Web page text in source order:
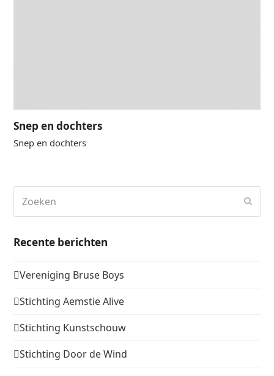
Snep en dochters
Snep en dochters
Recente berichten
Vereniging Bruse Boys
Stichting Aemstie Alive
Stichting Kunstschouw
Stichting Door de Wind